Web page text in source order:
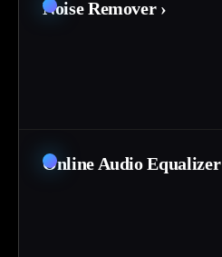
Noise Remover ›
Online Audio Equalizer